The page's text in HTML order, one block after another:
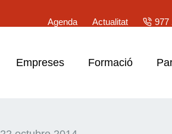
Agenda
Actualitat 977
Empreses Formació